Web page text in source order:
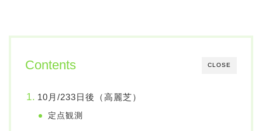
CLOSE
Contents
10月/233日後（高麗芝）
定点観測